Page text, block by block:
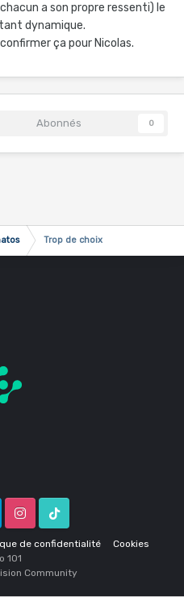
a son propre ressenti) le
dynamique.
ça pour Nicolas.
Abonnés 0
Trop de choix
de confidentialité Cookies
InstagramTik Tok
1O1
Community